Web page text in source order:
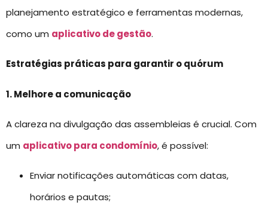
planejamento estratégico e ferramentas modernas,
como um aplicativo de gestão.
Estratégias práticas para garantir o quórum
1. Melhore a comunicação
A clareza na divulgação das assembleias é crucial. Com
um aplicativo para condomínio, é possível:
Enviar notificações automáticas com datas,
horários e pautas;